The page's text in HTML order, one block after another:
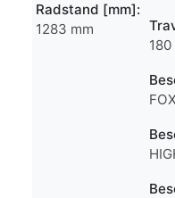
Radstand [mm]:
1283 mm
180